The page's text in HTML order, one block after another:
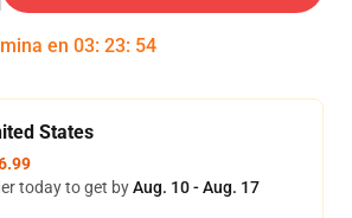
en 03: 23: 53
States
today to get byAug. 10 - Aug. 17